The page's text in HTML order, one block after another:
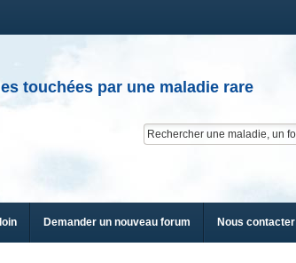
touchées par une maladie rare
Demander un nouveau forum Nous contacter